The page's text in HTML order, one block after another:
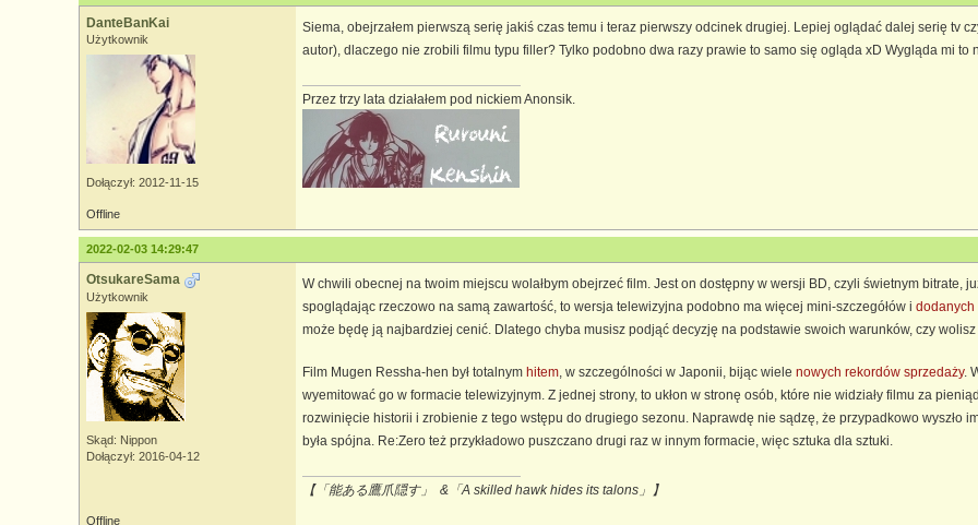
DanteBanKai
Użytkownik
Dołączył: 2012-11-15
Siema, obejrzałem pierwszą serię jakiś czas temu i teraz pierwszy odcinek drugiej. Lepiej oglądać dalej serię tv
autor), dlaczego nie zrobili filmu typu filler? Tylko podobno dwa razy prawie to samo się ogląda xD Wygląda mi
Przez trzy lata działałem pod nickiem Anonsik.
Offline
2022-02-03 14:29:47
OtsukareSama
Użytkownik
Skąd: Nippon
Dołączył: 2016-04-12
W chwili obecnej na twoim miejscu wolałbym obejrzeć film. Jest on dostępny w wersji BD, czyli świetnym bitrate,
spoglądając rzeczowo na samą zawartość, to wersja telewizyjna podobno ma więcej mini-szczegółów i dodanych
może będę ją najbardziej cenić. Dlatego chyba musisz podjąć decyzję na podstawie swoich warunków, czy
Film Mugen Ressha-hen był totalnym hitem, w szczególności w Japonii, bijąc wiele nowych rekordów sprzedaży.
wyemitować go w formacie telewizyjnym. Z jednej strony, to ukłon w stronę osób, które nie widziały filmu za
rozwinięcie historii i zrobienie z tego wstępu do drugiego sezonu. Naprawdę nie sądzę, że przypadkowo wyszło
była spójna. Re:Zero też przykładowo puszczano drugi raz w innym formacie, więc sztuka dla sztuki.
【「能ある鷹爪隠す」 &「A skilled hawk hides its talons」】
Offline